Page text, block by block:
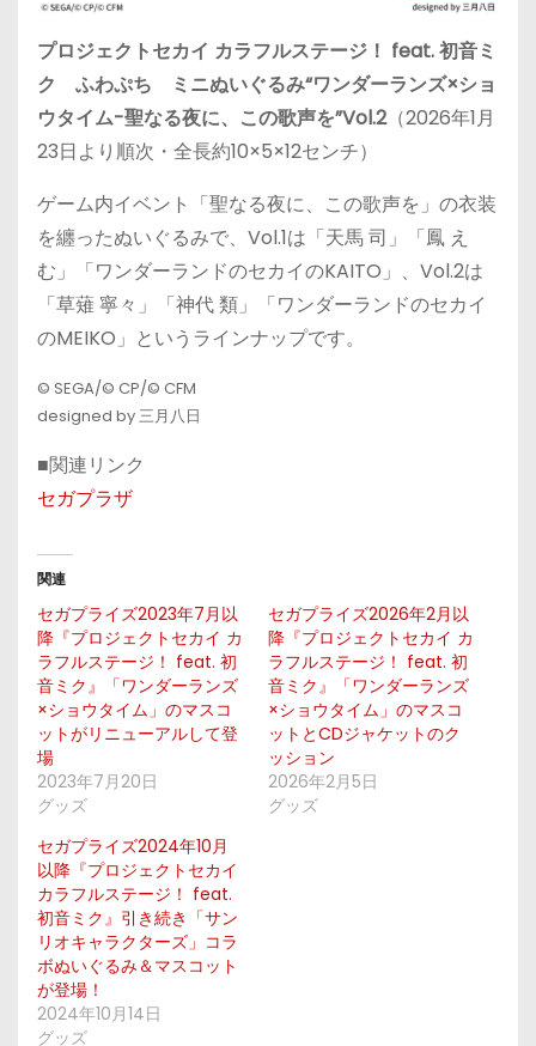
プロジェクトセカイ カラフルステージ！ feat. 初音ミ
ク ふわぷち ミニぬいぐるみ“ワンダーランズ×ショ
ウタイム-聖なる夜に、この歌声を”Vol.2（2026年1月
23日より順次・全長約10×5×12センチ）
ゲーム内イベント「聖なる夜に、この歌声を」の衣装
を纏ったぬいぐるみで、Vol.1は「天馬 司」「鳳 え
む」「ワンダーランドのセカイのKAITO」、Vol.2は
「草薙 寧々」「神代 類」「ワンダーランドのセカイ
のMEIKO」というラインナップです。
© SEGA/© CP/© CFM
designed by 三月八日
■関連リンク
セガプラザ
関連
セガプライズ2023年7月以
降『プロジェクトセカイ カ
ラフルステージ！ feat. 初
音ミク』「ワンダーランズ
×ショウタイム」のマスコ
ットがリニューアルして登
場
2023年7月20日
グッズ
セガプライズ2026年2月以
降『プロジェクトセカイ カ
ラフルステージ！ feat. 初
音ミク』「ワンダーランズ
×ショウタイム」のマスコ
ットとCDジャケットのク
ッション
2026年2月5日
グッズ
セガプライズ2024年10月
以降『プロジェクトセカイ
カラフルステージ！ feat.
初音ミク』引き続き「サン
リオキャラクターズ」コラ
ボぬいぐるみ＆マスコット
が登場！
2024年10月14日
グッズ